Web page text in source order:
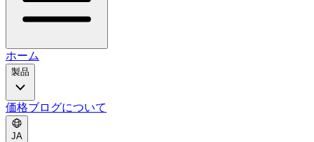
ホーム
製品
価格ブログについて
JA